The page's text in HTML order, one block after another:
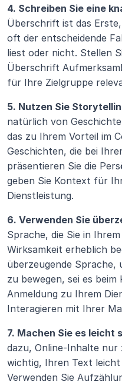
4. Schreiben Sie eine
Überschrift ist das
oft der entscheidende
liest oder nicht. Stellen
Überschrift
für Ihre Zielgruppe
5. Nutzen Sie
natürlich von
das zu Ihrem Vorteil im
Geschichten, die bei
präsentieren Sie die
geben Sie Kontext für
Dienstleistung.
6. Verwenden Sie
Sprache, die Sie in
Wirksamkeit erheblich
überzeugende Sprache,
zu bewegen, sei es
Anmeldung zu Ihrem
Interagieren mit Ihrer
7. Machen Sie es leicht
dazu, Online-Inhalte nur
wichtig, Ihren Text
Verwenden Sie